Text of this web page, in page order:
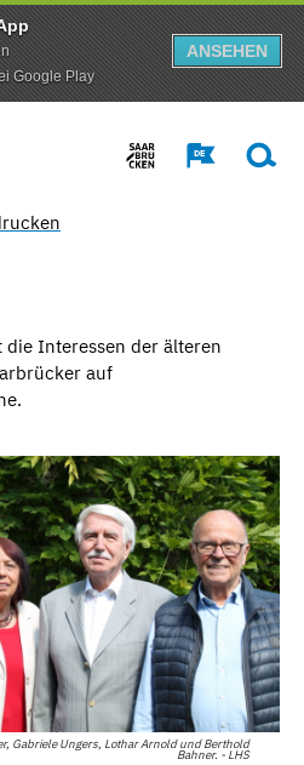
Google Play
ANSEHEN
Interessen der älteren
auf
Gabriele Ungers, Lothar Arnold und Berthold
Bahner. - LHS